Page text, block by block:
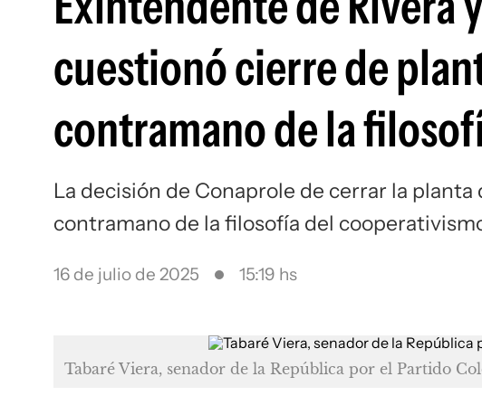
cuestionó cierre de
contramano de la
La decisión de Conaprole de cerrar la planta
contramano de la filosofía del
16 de julio de 2025 15:19 hs
Tabaré Viera, senador de la República por el Partido